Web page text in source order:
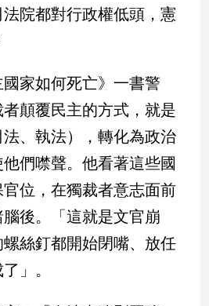
院都對行政權低頭，憲
家如何死亡》一書警
顛覆民主的方式，就是
、執法），轉化為政治
們噤聲。他看著這些國
位，在獨裁者意志面前
後。「這就是文官崩
絲釘都開始閉嘴、放任
」。